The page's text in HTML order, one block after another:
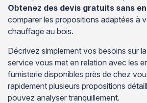
Obtenez des devis gratuits sans
comparer les propositions adaptées à
chauffage au bois.
Décrivez simplement vos besoins sur
service vous met en relation avec les
fumisterie disponibles près de chez
rapidement plusieurs propositions
pouvez analyser tranquillement.